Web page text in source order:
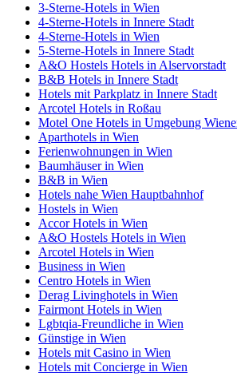
3-Sterne-Hotels in Wien
4-Sterne-Hotels in Innere Stadt
4-Sterne-Hotels in Wien
5-Sterne-Hotels in Innere Stadt
A&O Hostels Hotels in Alservorstadt
B&B Hotels in Innere Stadt
Hotels mit Parkplatz in Innere Stadt
Arcotel Hotels in Roßau
Motel One Hotels in Umgebung
Aparthotels in Wien
Ferienwohnungen in Wien
Baumhäuser in Wien
B&B in Wien
Hotels nahe Wien Hauptbahnhof
Hostels in Wien
Accor Hotels in Wien
A&O Hostels Hotels in Wien
Arcotel Hotels in Wien
Business in Wien
Centro Hotels in Wien
Derag Livinghotels in Wien
Fairmont Hotels in Wien
Lgbtqia-Freundliche in Wien
Günstige in Wien
Hotels mit Casino in Wien
Hotels mit Concierge in Wien